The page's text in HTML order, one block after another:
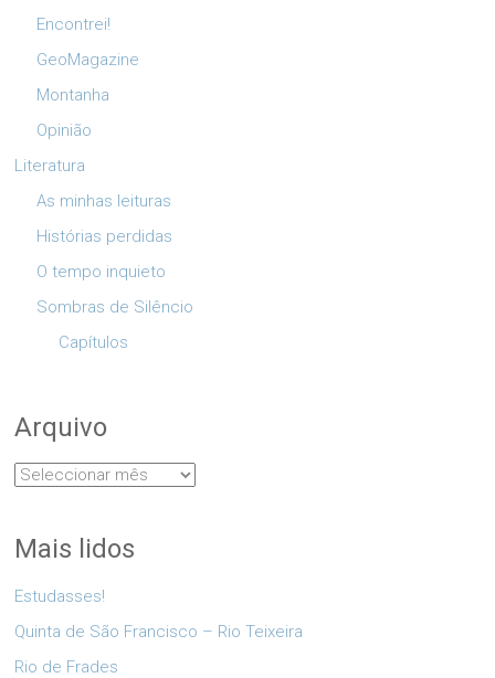
Encontrei!
GeoMagazine
Montanha
Opinião
Literatura
As minhas leituras
Histórias perdidas
O tempo inquieto
Sombras de Silêncio
Capítulos
Arquivo
Arquivo
Mais lidos
Estudasses!
Quinta de São Francisco – Rio Teixeira
Rio de Frades